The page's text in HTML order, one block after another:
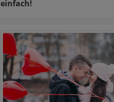
einfach!